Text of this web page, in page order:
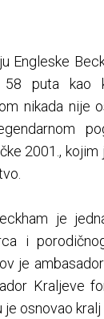
Engleske
58 puta kao
nikada nije
2001., kojim
je
i
je
Kraljeve
osnovao